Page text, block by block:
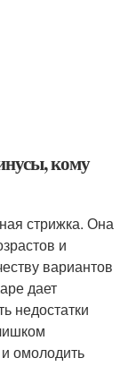
кому
стрижка. Она
и
вариантов
дает
недостатки
омолодить